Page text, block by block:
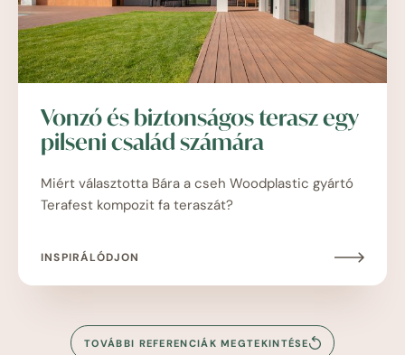
Vonzó és biztonságos terasz egy
pilseni család számára
Miért választotta Bára a cseh Woodplastic gyártó
Terafest kompozit fa teraszát?
INSPIRÁLÓDJON
TOVÁBBI REFERENCIÁK MEGTEKINTÉSE